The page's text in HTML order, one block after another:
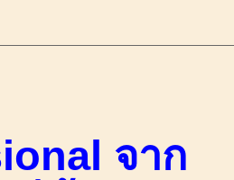
จาก